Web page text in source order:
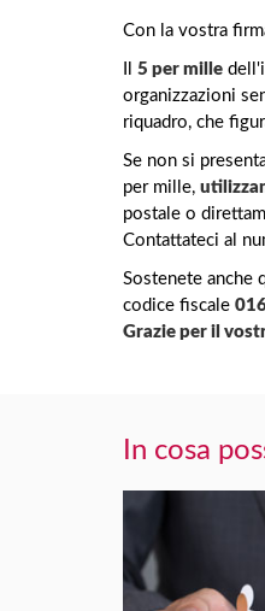
Con la vostra
5 per mille
organizzazioni
riquadro, che
Se non si
per mille,
postale o
Contattateci al
Sostenete anche
codice fiscale
Grazie per il
In cosa